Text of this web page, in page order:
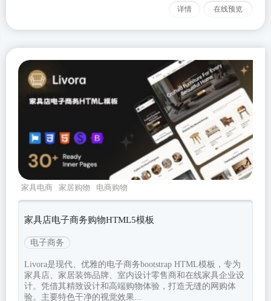
详情 在线预览
家具电商 家居购物
电商购物
家具店电子商务购物HTML5模板
电子商务
Livora是现代、优雅的电子商务bootstrap HTML模板，专为
家具店、家居装饰品牌、室内设计零售商和在线家具企业设
计。凭借其精致设计和高端购物体验，打造无缝的网购体
验。主要特色干净的视觉效果...